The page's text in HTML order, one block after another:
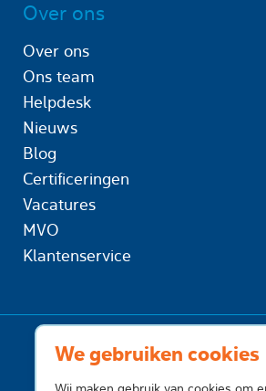
We gebruiken cookies
Over ons
Over ons
Ons team
Helpdesk
Nieuws
Blog
Certificeringen
Vacatures
MVO
Klantenservice